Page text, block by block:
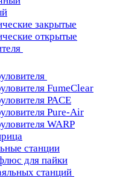
закрытые
открытые
FumeClear
PACE
Pure-Air
WARP
станции
для пайки
станций